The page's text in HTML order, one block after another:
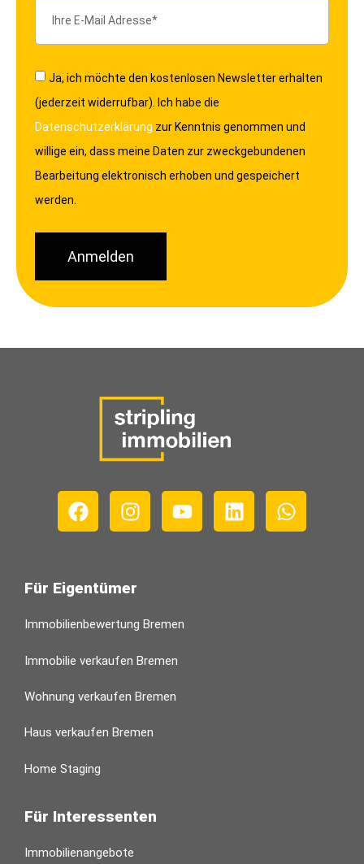
Ja, ich möchte den kostenlosen Newsletter erhalten
(jederzeit widerrufbar). Ich habe die
Datenschutzerklärung zur Kenntnis genommen und
willige ein, dass meine Daten zur zweckgebundenen
Bearbeitung elektronisch erhoben und gespeichert
werden.
Anmelden
Für Eigentümer
Immobilienbewertung Bremen
Immobilie verkaufen Bremen
Wohnung verkaufen Bremen
Haus verkaufen Bremen
Home Staging
Für Interessenten
Immobilienangebote